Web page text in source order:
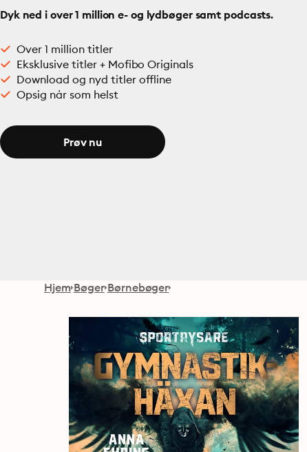
Dyk ned i over 1 million e- og lydbøger samt podcasts.
Over 1 million titler
Eksklusive titler + Mofibo Originals
Download og nyd titler offline
Opsig når som helst
Prøv nu
Hjem Bøger Børnebøger